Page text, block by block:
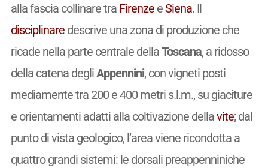
alla fascia collinare tra FirenzeeSiena. Il
disciplinaredescrive una zona di produzione che
ricade nella parte centrale dellaToscana, a ridosso
della catena degliAppennini, con vigneti posti
mediamente tra 200 e 400 metri s.l.m., su giaciture
e orientamenti adatti alla coltivazione dellavite; dal
punto di vista geologico, l’area viene ricondotta a
quattro grandi sistemi: le dorsali preappenniniche